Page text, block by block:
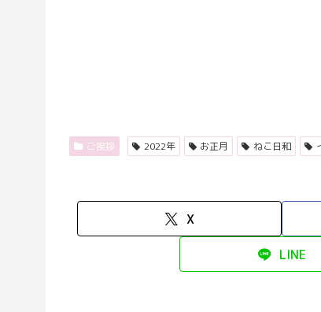
ご挨拶 2022年 お正月 ねこ日和
X
LINE